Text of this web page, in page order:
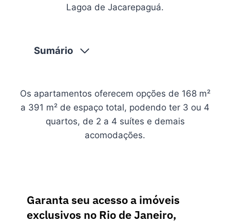
Lagoa de Jacarepaguá.
Sumário
Os apartamentos oferecem opções de 168 m²
a 391 m² de espaço total, podendo ter 3 ou 4
quartos, de 2 a 4 suítes e demais
acomodações.
Garanta seu acesso a imóveis
exclusivos no Rio de Janeiro,